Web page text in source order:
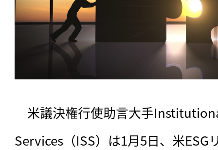
米議決権行使助言大手
Services（ISS）は1月5日、米ESG